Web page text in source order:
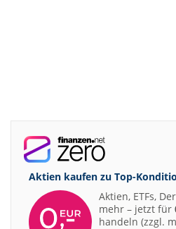
Aktien kaufen zu Top-
Aktien, ETFs,
mehr – jetzt für
handeln (zzgl.